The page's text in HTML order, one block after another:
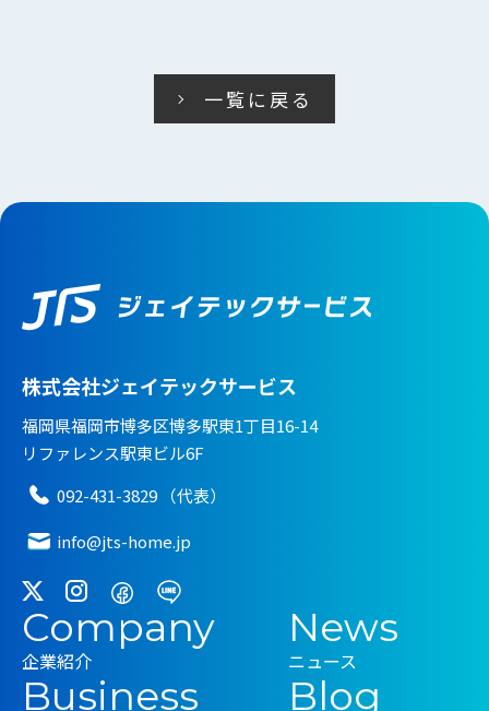
一覧に戻る
株式会社ジェイテックサービス
福岡県福岡市博多区博多駅東1丁目16-14
リファレンス駅東ビル6F
092-431-3829 （代表）
info@jts-home.jp
Company
企業紹介
Business
News
ニュース
Blog